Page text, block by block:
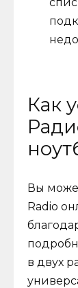
Как
Вы
Radio
в двух